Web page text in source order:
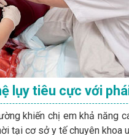
lụy tiêu cực với
khiến chị em khả năng
tại cơ sở y tế chuyên khoa